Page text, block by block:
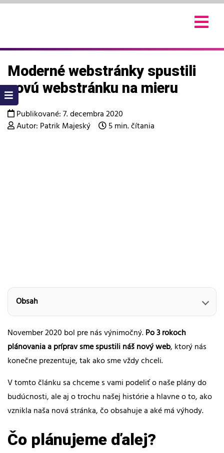
Skip
Moderné webstránky spustili
novú webstránku na mieru
Publikované: 7. decembra 2020
Autor: Patrik Majeský
5 min. čítania
Obsah
November 2020 bol pre nás výnimočný.Po 3 rokoch
plánovania a príprav sme spustili náš nový web, ktorý nás
konečne prezentuje, tak ako sme vždy chceli.
V tomto článku sa chceme s vami podeliť o naše plány do
budúcnosti, ale aj o trochu našej histórie a hlavne o to, ako
vznikla naša nová stránka, čo obsahuje a aké má výhody.
Čo plánujeme ďalej?